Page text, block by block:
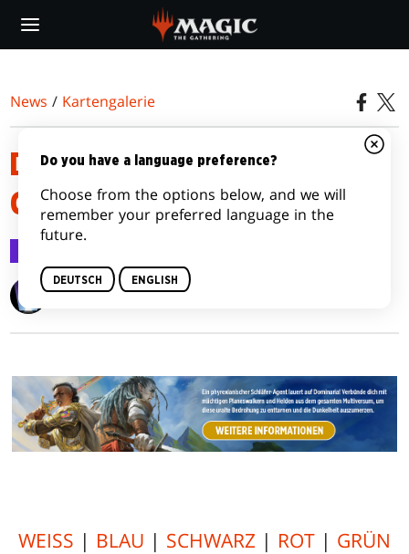
main
News / Kartengalerie
DOMINARIA UNITED VARIANT
CARD IMAGE GALLERY
Wizards of the Coast
WEISS | BLAU | SCHWARZ | ROT | GRÜN
Do you have a language preference?
Choose from the options below, and we will
remember your preferred language in the
future.
DEUTSCH ENGLISH